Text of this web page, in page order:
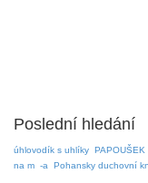
Poslední hledání
úhlovodík s uhlíky PAPOUŠEK
na m -a Pohansky duchovní